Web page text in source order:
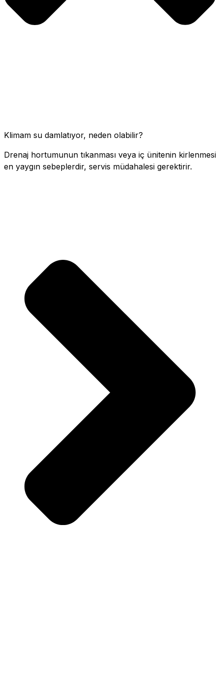
Klimam su damlatıyor, neden olabilir?
Drenaj hortumunun tıkanması veya iç ünitenin kirlenmesi
en yaygın sebeplerdir, servis müdahalesi gerektirir.